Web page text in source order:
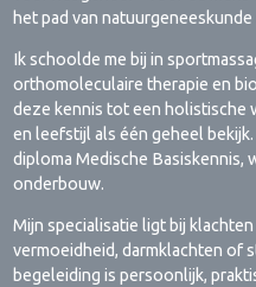
het pad van
Ik schoolde me bij in
orthomoleculaire therapie en
deze kennis tot een holistische
en leefstijl als één geheel
diploma Medische Basiskennis,
onderbouw.
Mijn specialisatie ligt bij
vermoeidheid, darmklachten of
begeleiding is persoonlijk,